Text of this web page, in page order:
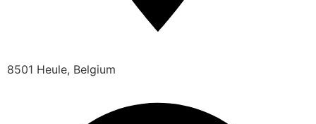
8501 Heule, Belgium